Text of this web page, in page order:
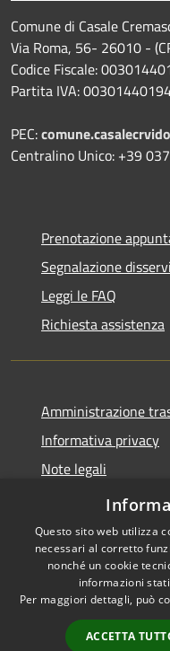
Comune di Casale
Via Roma, 56- 26010 -
Codice Fiscale:
Partita IVA:
PEC:
Centralino Unico: +39
Prenotazione
Segnalazione
Leggi le FAQ
Richiesta assistenza
Amministrazione
Informativa privacy
Note legali
Dichiarazione di
Accessibilità
Questo sito web utilizza
necessari al corretto
nonché un cookie
informazioni
Per maggiori dettagli, può
ACCETTA